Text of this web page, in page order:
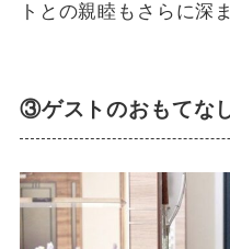
トとの親睦もさらに深
③ゲストのおもてな